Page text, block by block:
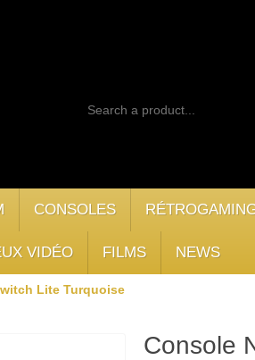
CONSOLES
VIDÉO FILMS NEWS
Lite Turquoise
Console